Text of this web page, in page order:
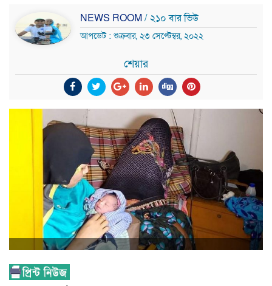
NEWS ROOM/ ২১০ বার ভিউ
আপডেট : শুক্রবার, ২৩ সেপ্টেম্বর, ২০২২
শেয়ার